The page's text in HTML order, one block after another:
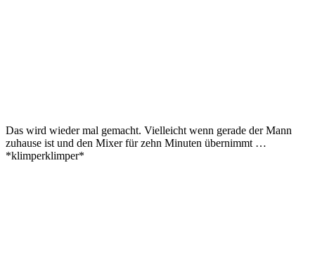
Das wird wieder mal gemacht. Vielleicht wenn gerade der Mann
zuhause ist und den Mixer für zehn Minuten übernimmt …
*klimperklimper*